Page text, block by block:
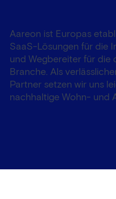
Aareon ist Europas
SaaS-Lösungen für die
und Wegbereiter für die
Branche. Als
Partner setzen wir uns
nachhaltige Wohn- und